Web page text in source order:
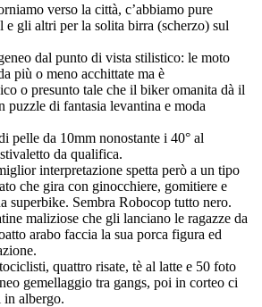
verso la città, c’abbiamo pure
e gli altri per la solita birra (scherzo) sul
dal punto di vista stilistico: le moto
più o meno acchittate ma è
o presunto tale che il biker omanita dà il
puzzle di fantasia levantina e moda
pelle da 10mm nonostante i 40° al
da qualifica.
interpretazione spetta però a un tipo
che gira con ginocchiere, gomitiere e
superbike. Sembra Robocop tutto nero.
maliziose che gli lanciano le ragazze da
arabo faccia la sua porca figura ed
quattro risate, tè al latte e 50 foto
gemellaggio tra gangs, poi in corteo ci
in albergo.